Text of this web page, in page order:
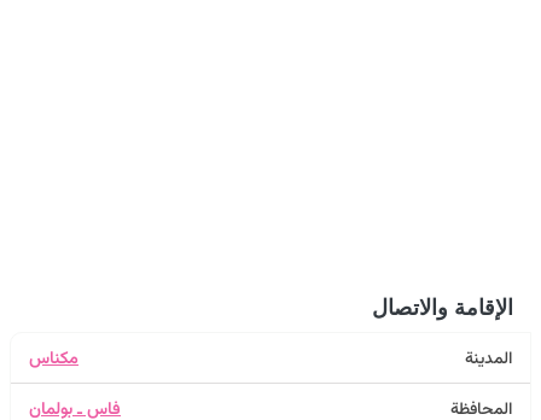
الإقامة والاتصال
المدينة مكناس
المحافظة فاس ـ بولمان